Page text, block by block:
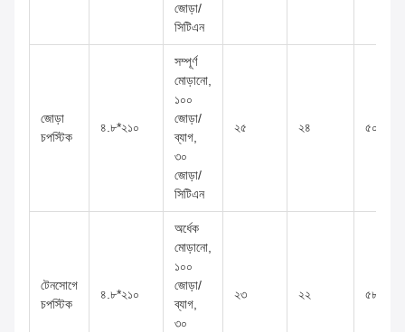
জোড়া/
সিটিএন
জোড়া
চপস্টিক
৪.৮*২১০
সম্পূর্ণ
মোড়ানো,
১০০
জোড়া/
ব্যাগ,
৩০
জোড়া/
সিটিএন
২৫ ২৪
টেনসোগে
চপস্টিক
৪.৮*২১০
অর্ধেক
মোড়ানো,
১০০
জোড়া/
ব্যাগ,
৩০
২৩ ২২